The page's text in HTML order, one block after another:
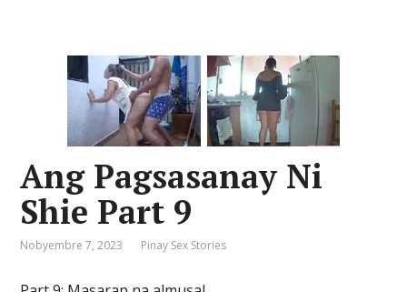
Ang Pagsasanay Ni
Shie Part 9
Nobyembre 7, 2023 Pinay Sex Stories